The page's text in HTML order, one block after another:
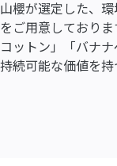
山櫻が選定した、
をご用意しており
コットン」「バナ
持続可能な価値を持